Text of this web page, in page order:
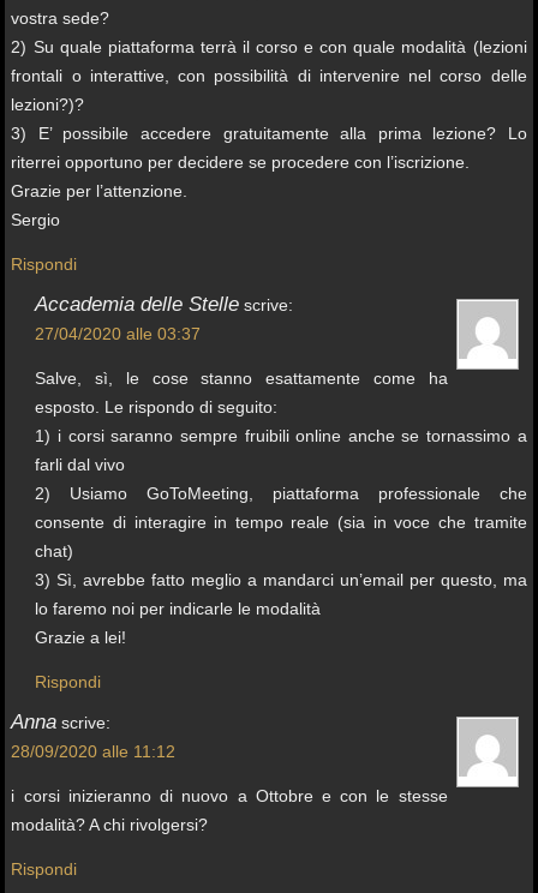
vostra sede?
2) Su quale piattaforma terrà il corso e con quale modalità (lezioni
frontali o interattive, con possibilità di intervenire nel corso delle
lezioni?)?
3) E’ possibile accedere gratuitamente alla prima lezione? Lo
riterrei opportuno per decidere se procedere con l’iscrizione.
Grazie per l’attenzione.
Sergio
Rispondi
Accademia delle Stelle scrive:
27/04/2020 alle 03:37
Salve, sì, le cose stanno esattamente come ha
esposto. Le rispondo di seguito:
1) i corsi saranno sempre fruibili online anche se tornassimo a
farli dal vivo
2) Usiamo GoToMeeting, piattaforma professionale che
consente di interagire in tempo reale (sia in voce che tramite
chat)
3) Sì, avrebbe fatto meglio a mandarci un’email per questo, ma
lo faremo noi per indicarle le modalità
Grazie a lei!
Rispondi
Anna scrive:
28/09/2020 alle 11:12
i corsi inizieranno di nuovo a Ottobre e con le stesse
modalità? A chi rivolgersi?
Rispondi